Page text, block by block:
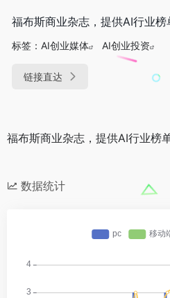
福布斯商业杂志，提供AI行业
标签： AI创业媒体 AI创业投资
链接直达
福布斯商业杂志，提供AI行业榜
数据统计